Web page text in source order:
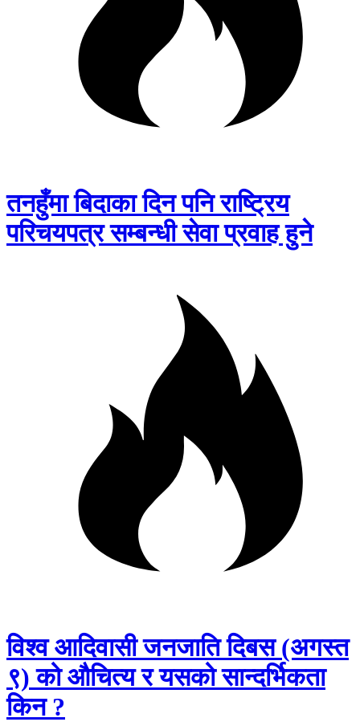
तनहुँमा बिदाका दिन पनि राष्ट्रिय
परिचयपत्र सम्बन्धी सेवा प्रवाह हुने
विश्व आदिवासी जनजाति दिबस (अगस्त
९) को औचित्य र यसको सान्दर्भिकता
किन ?